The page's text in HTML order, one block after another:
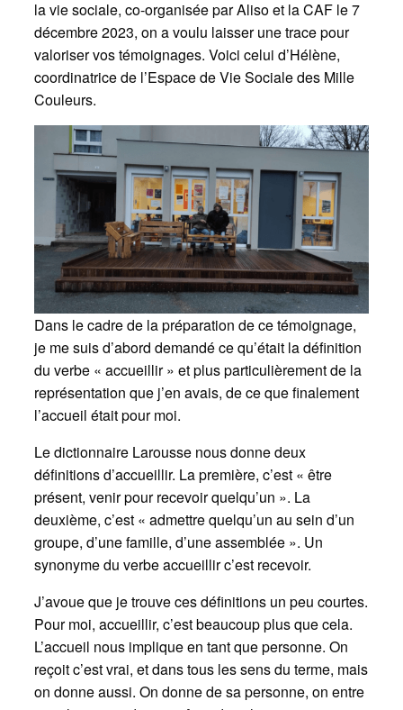
la vie sociale, co-organisée par Aliso et la CAF le 7
décembre 2023, on a voulu laisser une trace pour
valoriser vos témoignages. Voici celui d’Hélène,
coordinatrice de l’Espace de Vie Sociale des Mille
Couleurs.
Dans le cadre de la préparation de ce témoignage,
je me suis d’abord demandé ce qu’était la définition
du verbe « accueillir » et plus particulièrement de la
représentation que j’en avais, de ce que finalement
l’accueil était pour moi.
Le dictionnaire Larousse nous donne deux
définitions d’accueillir. La première, c’est « être
présent, venir pour recevoir quelqu’un ». La
deuxième, c’est « admettre quelqu’un au sein d’un
groupe, d’une famille, d’une assemblée ». Un
synonyme du verbe accueillir c’est recevoir.
J’avoue que je trouve ces définitions un peu courtes.
Pour moi, accueillir, c’est beaucoup plus que cela.
L’accueil nous implique en tant que personne. On
reçoit c’est vrai, et dans tous les sens du terme, mais
on donne aussi. On donne de sa personne, on entre